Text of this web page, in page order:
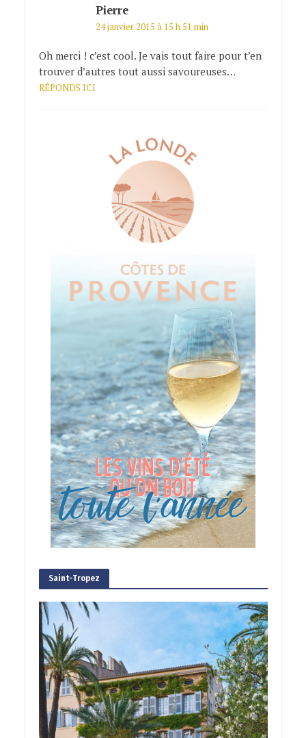
Pierre
24 janvier 2015 à 15 h 51 min
Oh merci ! c’est cool. Je vais tout faire pour t’en
trouver d’autres tout aussi savoureuses…
RÉPONDS ICI
Saint-Tropez